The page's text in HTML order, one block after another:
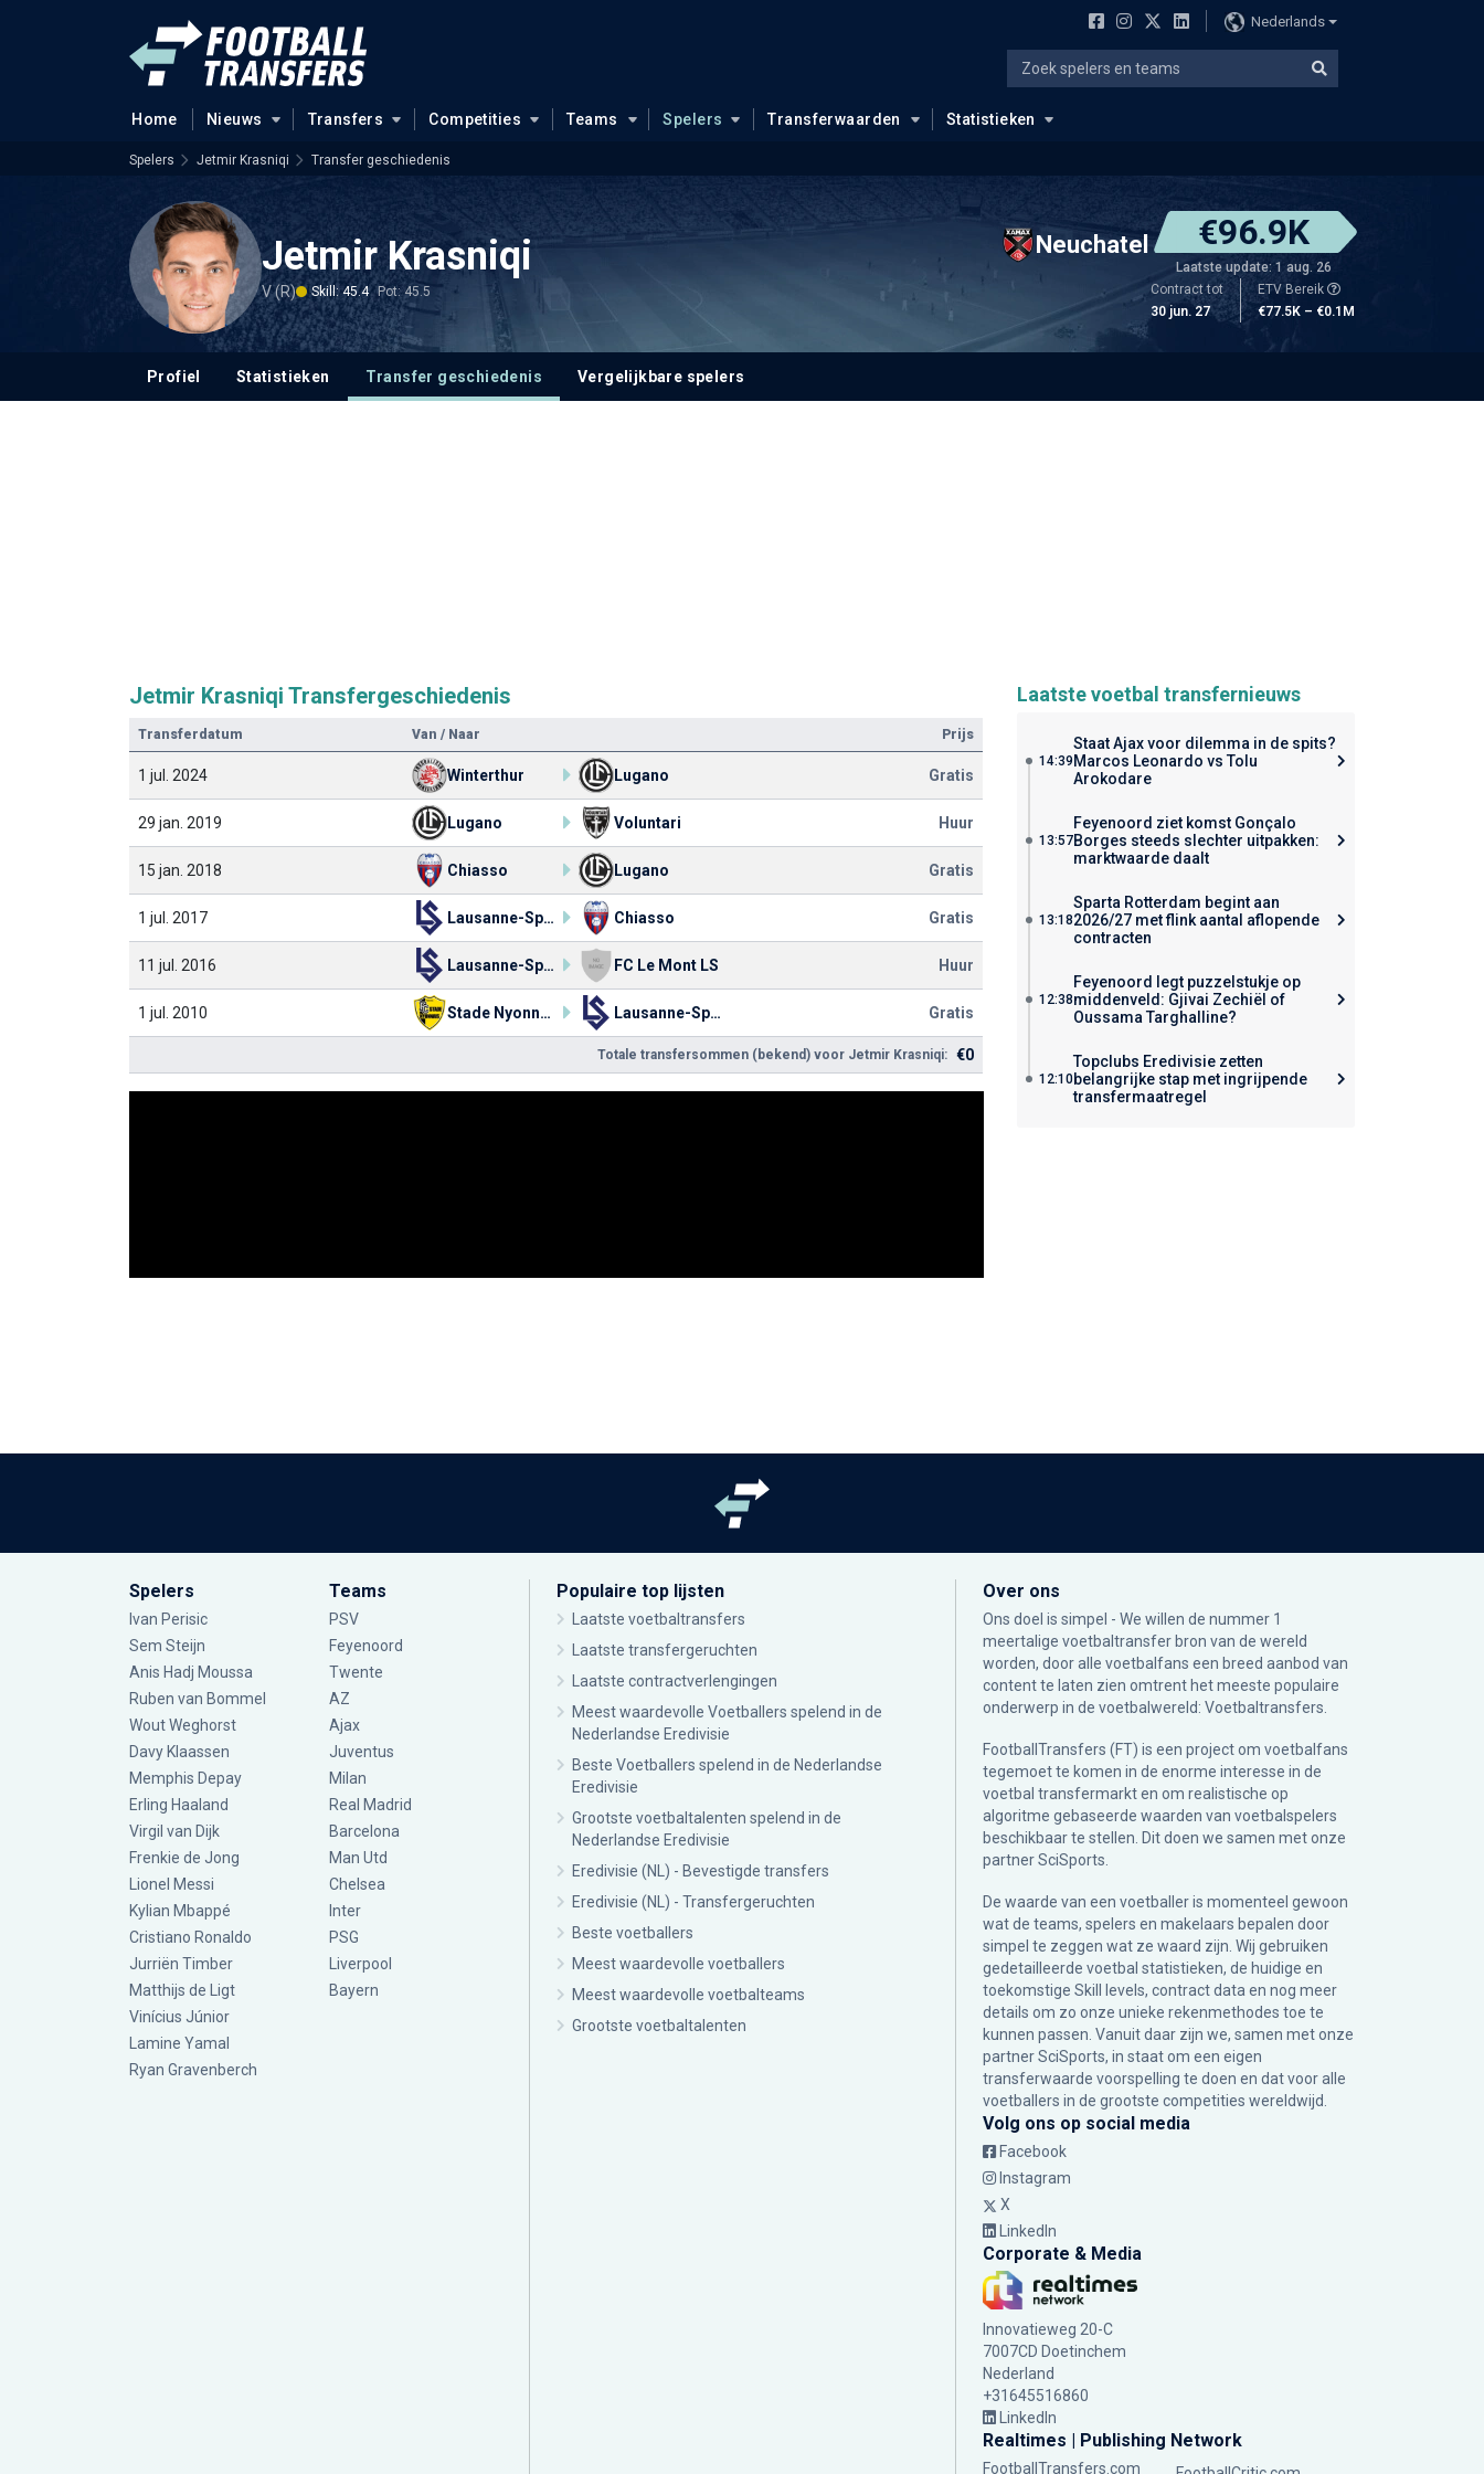
Nederlands
Home Nieuws Transfers Competities Teams Spelers Transferwaarden Statistieken
Spelers Jetmir Krasniqi Transfer geschiedenis
Jetmir Krasniqi
V (R) Skill: 45.4 Pot: 45.5
Neuchatel €96.9K
Laatste update: 1 aug. 26
Contract tot
30 jun. 27
ETV Bereik
€77.5K – €0.1M
Profiel Statistieken Transfer geschiedenis Vergelijkbare spelers
Jetmir Krasniqi Transfergeschiedenis
Transferdatum Van / Naar Prijs
1 jul. 2024 Winterthur Lugano Gratis
29 jan. 2019 Lugano Voluntari Huur
15 jan. 2018 Chiasso Lugano Gratis
1 jul. 2017 Lausanne-Sport Chiasso Gratis
11 jul. 2016 Lausanne-Sport FC Le Mont LS Huur
1 jul. 2010 Stade Nyonnais Lausanne-Sport Gratis
Totale transfersommen (bekend) voor Jetmir Krasniqi: €0
Laatste voetbal transfernieuws
14:39
Staat Ajax voor dilemma in de spits?
Marcos Leonardo vs Tolu
Arokodare
13:57
Feyenoord ziet komst Gonçalo
Borges steeds slechter uitpakken:
marktwaarde daalt
13:18
Sparta Rotterdam begint aan
2026/27 met flink aantal aflopende
contracten
12:38
Feyenoord legt puzzelstukje op
middenveld: Gjivai Zechiël of
Oussama Targhalline?
12:10
Topclubs Eredivisie zetten
belangrijke stap met ingrijpende
transfermaatregel
Spelers
Ivan Perisic
Sem Steijn
Anis Hadj Moussa
Ruben van Bommel
Wout Weghorst
Davy Klaassen
Memphis Depay
Erling Haaland
Virgil van Dijk
Frenkie de Jong
Lionel Messi
Kylian Mbappé
Cristiano Ronaldo
Jurriën Timber
Matthijs de Ligt
Vinícius Júnior
Lamine Yamal
Ryan Gravenberch
Teams
PSV
Feyenoord
Twente
AZ
Ajax
Juventus
Milan
Real Madrid
Barcelona
Man Utd
Chelsea
Inter
PSG
Liverpool
Bayern
Populaire top lijsten
Laatste voetbaltransfers
Laatste transfergeruchten
Laatste contractverlengingen
Meest waardevolle Voetballers spelend in de
Nederlandse Eredivisie
Beste Voetballers spelend in de Nederlandse
Eredivisie
Grootste voetbaltalenten spelend in de
Nederlandse Eredivisie
Eredivisie (NL) - Bevestigde transfers
Eredivisie (NL) - Transfergeruchten
Beste voetballers
Meest waardevolle voetballers
Meest waardevolle voetbalteams
Grootste voetbaltalenten
Over ons
Ons doel is simpel - We willen de nummer 1
meertalige voetbaltransfer bron van de wereld
worden, door alle voetbalfans een breed aanbod van
content te laten zien omtrent het meeste populaire
onderwerp in de voetbalwereld: Voetbaltransfers.
FootballTransfers (FT) is een project om voetbalfans
tegemoet te komen in de enorme interesse in de
voetbal transfermarkt en om realistische op
algoritme gebaseerde waarden van voetbalspelers
beschikbaar te stellen. Dit doen we samen met onze
partnerSciSports
De waarde van een voetballer is momenteel gewoon
wat de teams, spelers en makelaars bepalen door
simpel te zeggen wat ze waard zijn. Wij gebruiken
gedetailleerde voetbal statistieken, de huidige en
toekomstige Skill levels, contract data en nog meer
details om zo onze unieke rekenmethodes toe te
kunnen passen. Vanuit daar zijn we, samen met onze
partner SciSports, in staat om een eigen
transferwaarde voorspelling te doen en dat voor alle
voetballers in de grootste competities wereldwijd.
Volg ons op social media
Facebook
Instagram
X
LinkedIn
Corporate & Media
Innovatieweg 20-C
7007CD Doetinchem
Nederland
+31645516860
LinkedIn
Realtimes | Publishing Network
FootballTransfers.com